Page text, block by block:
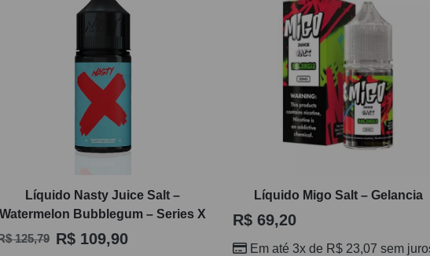
Líquido Nasty Juice Salt –
Watermelon Bubblegum – Series X
125,79 R$ 109,90
Líquido Migo Salt – Gelancia
R$69,20
Em até 3x de R$23,07 sem